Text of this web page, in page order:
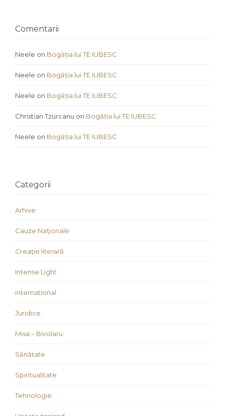
Comentarii
Neele on Bogăția lui TE IUBESC
Neele on Bogăția lui TE IUBESC
Neele on Bogăția lui TE IUBESC
Christian Tzurcanu on Bogăția lui TE IUBESC
Neele on Bogăția lui TE IUBESC
Categorii
Arhive
Cauze Naţionale
Creaţie literară
Intense Light
international
Juridice
Misa – Bivolaru
Sănătate
Spiritualitate
Tehnologie